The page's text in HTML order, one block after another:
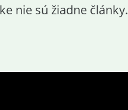
nie sú žiadne články.